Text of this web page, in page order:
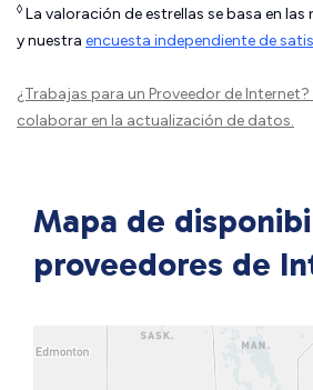
◊ La valoración de estrellas se basa en las
y nuestra encuesta independiente de
¿Trabajas para un Proveedor de Internet?
colaborar en la actualización de datos.
Mapa de
proveedores de